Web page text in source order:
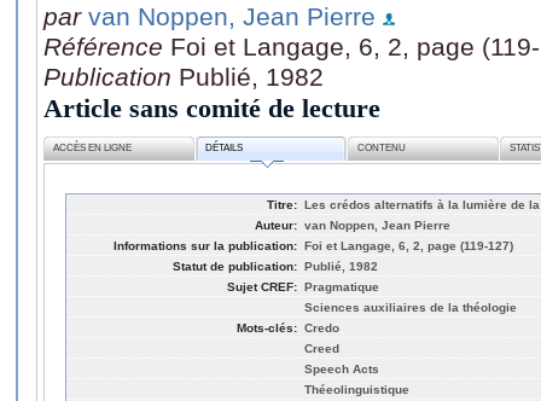
par van Noppen, Jean Pierre
Référence Foi et Langage, 6, 2, page
Publication Publié, 1982
Article sans comité de lecture
ACCÈS EN LIGNE DÉTAILS CONTENU
Titre: Les crédos alternatifs à la lumière de
Auteur: van Noppen, Jean Pierre
Informations sur la publication: Foi et Langage, 6, 2, page (119-127)
Statut de publication: Publié, 1982
Sujet CREF: Pragmatique
Sciences auxiliaires de la théologie
Mots-clés: Credo
Creed
Speech Acts
Théeolinguistique